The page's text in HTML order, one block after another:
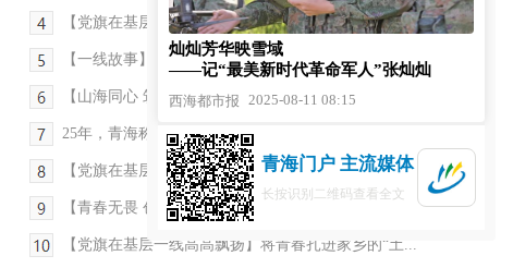
【党旗在基层一线高高飘扬】从优秀教师到“尕书记...
【一线故事】瓜果园里话新盼
【山海同心 筑梦青海】高原杏林润格桑——援青故事...
25年，青海称多民警为牧民找回700多头牦牛
【党旗在基层一线高高飘扬】十五年坚守写春秋 高原...
【青春无畏 创业有路】韩彪：从养牛能手到拉面行家
【党旗在基层一线高高飘扬】将青春扎进家乡的“土...
灿灿芳华映雪域
——记“最美新时代革命军人”张灿灿
西海都市报 2025-08-11 08:15
青海门户 主流媒体
长按识别二维码查看全文